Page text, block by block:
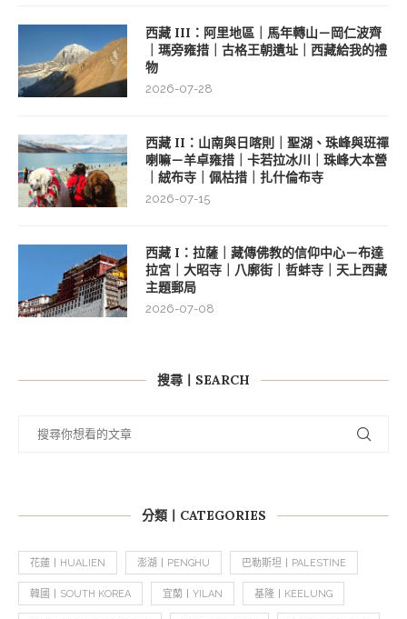
西藏 III：阿里地區｜馬年轉山－岡仁波齊
｜瑪旁雍措｜古格王朝遺址｜西藏給我的禮
物
2026-07-28
西藏 II：山南與日喀則｜聖湖、珠峰與班禪
喇嘛－羊卓雍措｜卡若拉冰川｜珠峰大本營
｜絨布寺｜佩枯措｜扎什倫布寺
2026-07-15
西藏 I：拉薩｜藏傳佛教的信仰中心－布達
拉宮｜大昭寺｜八廓街｜哲蚌寺｜天上西藏
主題郵局
2026-07-08
搜尋丨SEARCH
分類丨CATEGORIES
花蓮丨HUALIEN 澎湖丨PENGHU 巴勒斯坦丨PALESTINE
韓國丨SOUTH KOREA 宜蘭丨YILAN 基隆丨KEELUNG